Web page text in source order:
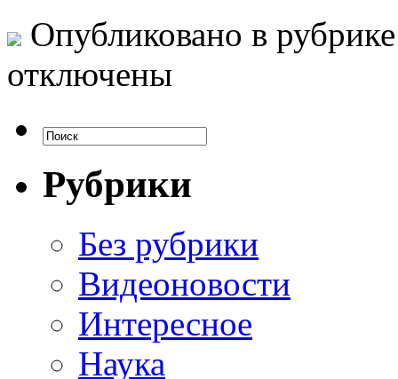
Опубликовано в
отключены
Рубрики
Без рубрики
Видеоновости
Интересное
Наука